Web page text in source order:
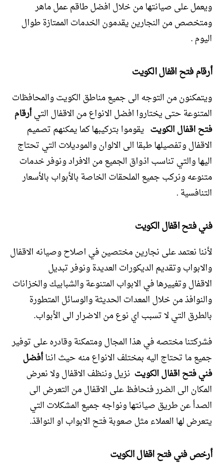
ويعمل على صيانتها من خلال افضل طاقم عمل ماهر
ومتخصص من النجارين يقدمون الخدمات الممتازة طوال
اليوم .
أرقام فتح اقفال الكويت
ويتمكنون من التوجه الى جميع مناطق الكويت والمحافظات
المتنوعة حتى يختاروا افضل الانواع من الاقفال التيأرقام
فتح اقفال الكويت يقوموا بتركيبها كما يمكنهم تصميم
الاقفال وتفصيلها طبقا الى الالوان والموديلات التي تحتاج
اليها والتي تناسب اذواق الجميع من الافراد ونوفر خدمات
متنوعه ونركب جميع الملحقات الخاصة بالأبواب بالأسعار
التنافسية .
فني فتح اقفال الكويت
لأننا نعتمد على نجارين مختصين في اصلاح وصيانه الاقفال
والابواب وتقديم الديكورات العديدة ونوفر تبديل
الاقفالوتغييرها في الابواب المتنوعة والشبابيك والخزانات
والنوافذ من خلال المعدات الحديثة والوسائل المتطورة
بالطرق التي لا تسبب اي نوع من الاضرار الى الأبواب.
فشركتنا مختصه في هذا المجال ومتمكنة وقادره على توفير
جميع ما تحتاج اليه بمختلف الانواع منه حيث انناأفضل
فني فتح اقفال الكويت نزيل وننظف الاقفال ولا نعرض
المكان الى الضرر فنحافظ على الاقفال من التعرض الى
الصدأ عن طريق صيانتها ونواجه جميع المشكلات التي
يتعرض لها العملاء مثل صعوبة فتح الابواب او النواقذ.
أرخص فني فتح اقفال الكويت